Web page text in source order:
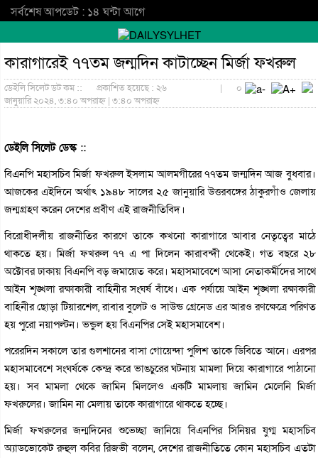
সর্বশেষ আপডেট : ১৪ ঘন্টা আগে
কারাগারেই ৭৭তম জন্মদিন কাটাচ্ছেন মির্জা ফখরুল
ডেইলি সিলেট ডট কম ::
প্রকাশিত হয়েছে : ২৬
জানুয়ারি ২০২৪, ৩:৪০ অপরাহ্ন | ৩:৪০ অপরাহ্ন
| ০
ডেইলি সিলেট ডেস্ক ::
বিএনপি মহাসচিব মির্জা ফখরুল ইসলাম আলমগীরের ৭৭তম জন্মদিন আজ বুধবার।
আজকের এইদিনে অর্থাৎ ১৯৪৮ সালের ২৫ জানুয়ারি উত্তরবঙ্গের ঠাকুরগাঁও জেলায়
জন্মগ্রহণ করেন দেশের প্রবীণ এই রাজনীতিবিদ।
বিরোধীদলীয় রাজনীতির কারণে তাকে কখনো কারাগারে আবার নেতৃত্বের মাঠে
থাকতে হয়। মির্জা ফখরুল ৭৭ এ পা দিলেন কারাবন্দী থেকেই। গত বছরে ২৮
অক্টোবর ঢাকায় বিএনপি বড় জমায়েত করে। মহাসমাবেশে আসা নেতাকর্মীদের সাথে
আইন শৃঙ্খলা রক্ষাকারী বাহিনীর সংঘর্ষ বাঁধে। এক পর্যায়ে আইন শৃঙ্খলা রক্ষাকারী
বাহিনীর ছোড়া টিয়ারশেল, রাবার বুলেট ও সাউন্ড গ্রেনেড এর আরও রণক্ষেত্রে পরিণত
হয় পুরো নয়াপল্টন। ভন্ডুল হয় বিএনপির সেই মহাসমাবেশ।
পরেরদিন সকালে তার গুলশানের বাসা গোয়েন্দা পুলিশ তাকে ডিবিতে আনে। এরপর
মহাসমাবেশে সংঘর্ষকে কেন্দ্র করে ভাঙচুরের ঘটনায় মামলা দিয়ে কারাগারে পাঠানো
হয়। সব মামলা থেকে জামিন মিললেও একটি মামলায় জামিন মেলেনি মির্জা
ফখরুলের। জামিন না মেলায় তাকে কারাগারে থাকতে হচ্ছে।
মির্জা ফখরুলের জন্মদিনের শুভেচ্ছা জানিয়ে বিএনপির সিনিয়র যুগ্ম মহাসচিব
অ্যাডভোকেট রুহুল কবির রিজভী বলেন, দেশের রাজনীতিতে কোন মহাসচিব এতটা